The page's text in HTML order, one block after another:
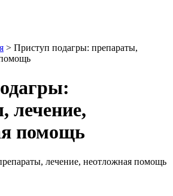
> Приступ подагры: препараты,
лечение,
помощь